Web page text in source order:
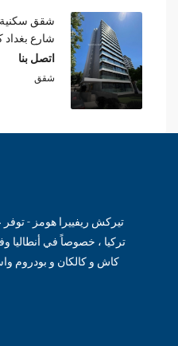
شقق سكنية
شارع بغداد
اتصل بنا
شقق
تيركش ريفييرا هومز -
تركيا ، خصوصاً في أنطاليا
كاش و كالكان و بودروم